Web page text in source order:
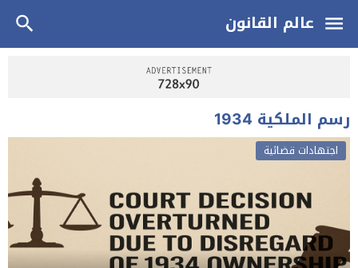
عالم القانون
رسم الملكية 1934
اجتهادات قضائية